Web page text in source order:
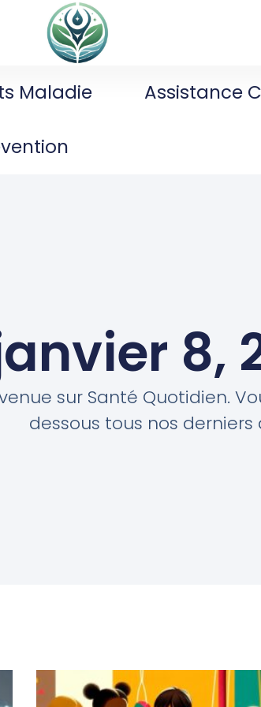
Maladie Assistance
8,
sur Santé Quotidien.
dessous tous nos derniers